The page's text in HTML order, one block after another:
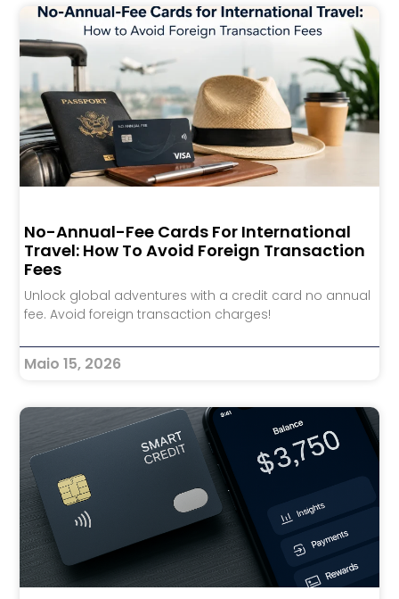
No-Annual-Fee Cards For International
Travel: How To Avoid Foreign Transaction
Fees
Unlock global adventures with a credit card no annual
fee. Avoid foreign transaction charges!
Maio 15, 2026